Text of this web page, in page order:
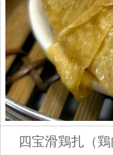
四宝滑鶏扎（鶏